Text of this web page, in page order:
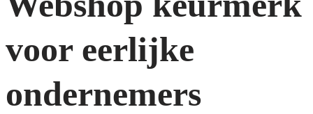
voor eerlijke
ondernemers